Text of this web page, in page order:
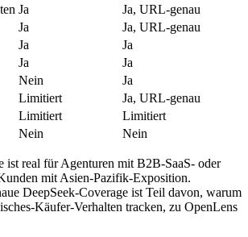
Ja
Ja, URL-genau
Ja
Ja, URL-genau
Ja
Ja
Ja
Ja
Nein
Ja
Limitiert
Ja, URL-genau
Limitiert
Limitiert
Nein Nein
ist real für Agenturen mit B2B-SaaS- oder
mit Asien-Pazifik-Exposition.
DeepSeek-Coverage ist Teil davon, warum
Käufer-Verhalten tracken, zu OpenLens